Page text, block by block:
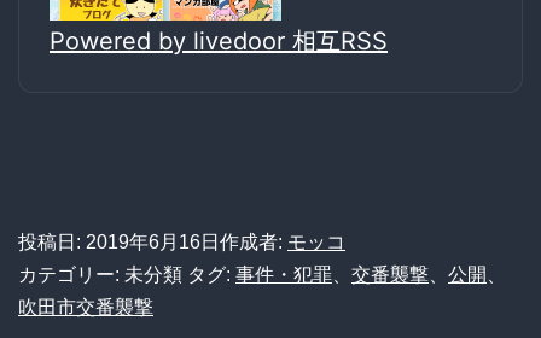
Powered by livedoor 相互RSS
投稿日: 2019年6月16日 作成者: モッコ
カテゴリー: 未分類 タグ: 事件・犯罪 交番襲撃 公開
吹田市交番襲撃